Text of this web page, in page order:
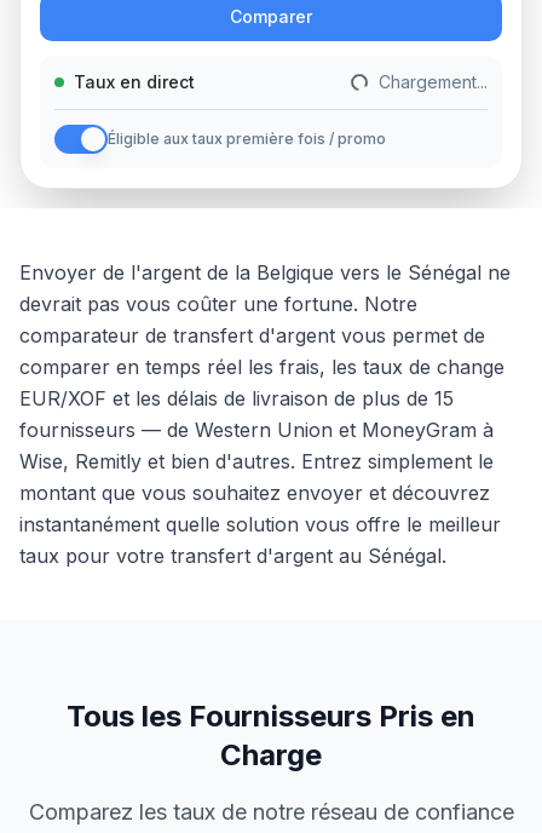
Comparer
Taux en direct Chargement...
Éligible aux taux première fois / promo
Envoyer de l'argent de la Belgique vers le Sénégal ne
devrait pas vous coûter une fortune. Notre
comparateur de transfert d'argent vous permet de
comparer en temps réel les frais, les taux de change
EUR/XOF et les délais de livraison de plus de 15
fournisseurs — de Western Union et MoneyGram à
Wise, Remitly et bien d'autres. Entrez simplement le
montant que vous souhaitez envoyer et découvrez
instantanément quelle solution vous offre le meilleur
taux pour votre transfert d'argent au Sénégal.
Tous les Fournisseurs Pris en
Charge
Comparez les taux de notre réseau de confiance